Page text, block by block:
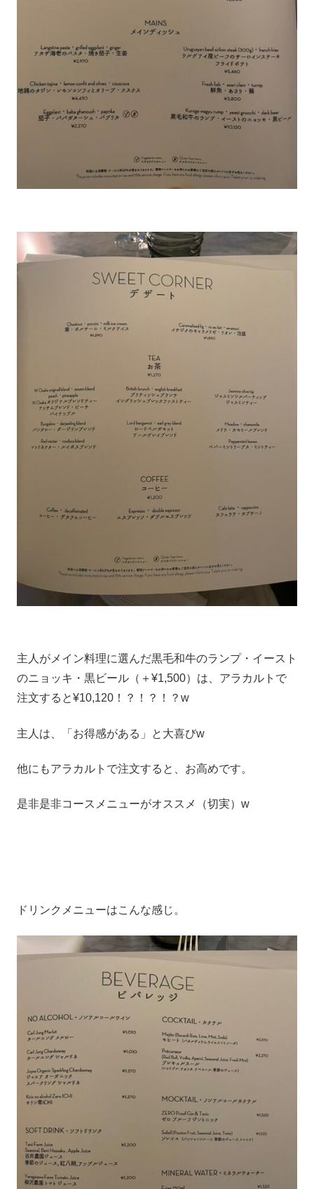
主人がメイン料理に選んだ黒毛和牛のランプ・イースト
のニョッキ・黒ビール（＋¥1,500）は、アラカルトで
注文すると¥10,120！？！？！？w
主人は、「お得感がある」と大喜びw
他にもアラカルトで注文すると、お高めです。
是非是非コースメニューがオススメ（切実）w
ドリンクメニューはこんな感じ。